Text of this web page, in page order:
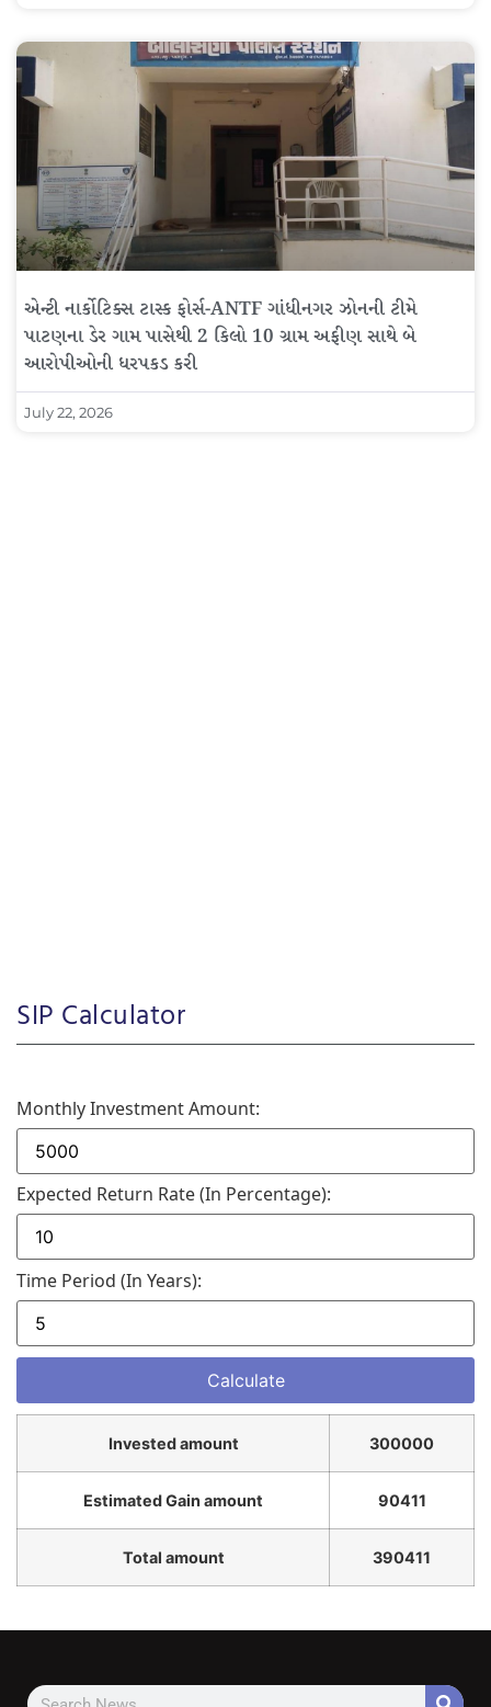
એન્ટી નાર્કોટિક્સ ટાસ્ક ફોર્સ-ANTF ગાંધીનગર ઝોનની ટીમે
પાટણના ડેર ગામ પાસેથી 2 કિલો 10 ગ્રામ અફીણ સાથે બે
આરોપીઓની ધરપકડ કરી
July 22, 2026
SIP Calculator
Monthly Investment Amount:
Expected Return Rate (in Percentage):
Time Period (in Years):
Invested amount 300000
Estimated Gain amount 90411
Total amount 390411